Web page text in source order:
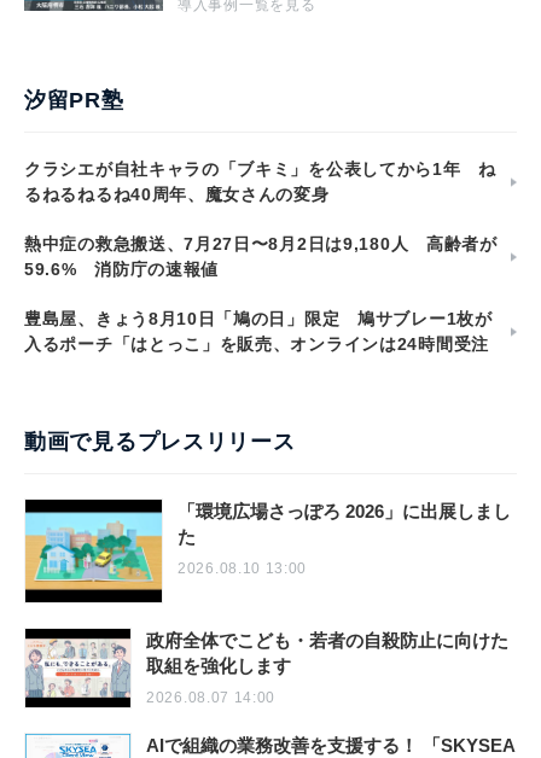
導入事例一覧を見る
汐留PR塾
クラシエが自社キャラの「ブキミ」を公表してから1年 ね
るねるねるね40周年、魔女さんの変身
熱中症の救急搬送、7月27日〜8月2日は9,180人 高齢者が
59.6% 消防庁の速報値
豊島屋、きょう8月10日「鳩の日」限定 鳩サブレー1枚が
入るポーチ「はとっこ」を販売、オンラインは24時間受注
動画で見るプレスリリース
「環境広場さっぽろ 2026」に出展しまし
た
2026.08.10 13:00
政府全体でこども・若者の自殺防止に向けた
取組を強化します
2026.08.07 14:00
AIで組織の業務改善を支援する！ 「SKYSEA